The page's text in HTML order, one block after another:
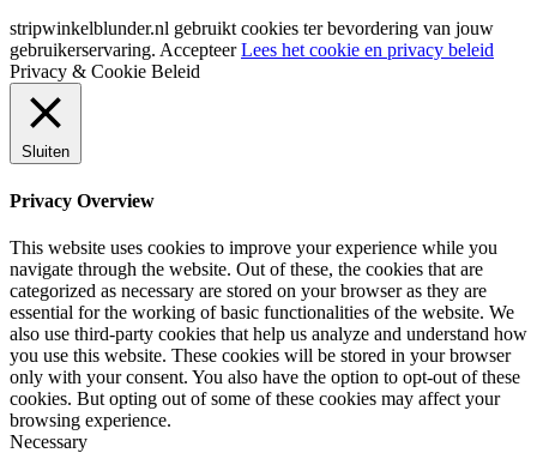
stripwinkelblunder.nl gebruikt cookies ter bevordering van jouw
gebruikerservaring. Accepteer Lees het cookie en privacy beleid
Privacy & Cookie Beleid
Sluiten
Privacy Overview
This website uses cookies to improve your experience while you
navigate through the website. Out of these, the cookies that are
categorized as necessary are stored on your browser as they are
essential for the working of basic functionalities of the website. We
also use third-party cookies that help us analyze and understand how
you use this website. These cookies will be stored in your browser
only with your consent. You also have the option to opt-out of these
cookies. But opting out of some of these cookies may affect your
browsing experience.
Necessary